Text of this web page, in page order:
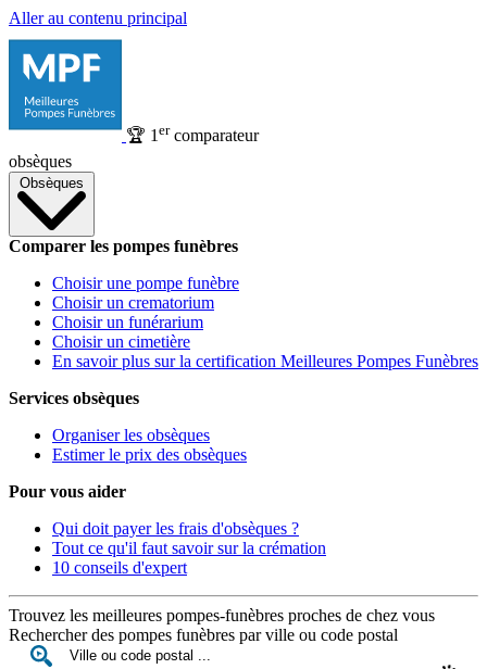
Aller au contenu principal
🏆 1 ercomparateur
obsèques
Obsèques
Comparer les pompes funèbres
Choisir une pompe funèbre
Choisir un crematorium
Choisir un funérarium
Choisir un cimetière
En savoir plus sur la certification Meilleures Pompes Funèbres
Services obsèques
Organiser les obsèques
Estimer le prix des obsèques
Pour vous aider
Qui doit payer les frais d'obsèques ?
Tout ce qu'il faut savoir sur la crémation
10 conseils d'expert
Trouvez les meilleures pompes-funèbres proches de chez vous
Rechercher des pompes funèbres par ville ou code postal